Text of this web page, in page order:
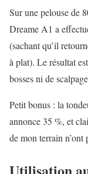
Sur une pelouse de
Dreame A1 a
(sachant qu’il
à plat). Le résultat
bosses ni de
Petit bonus : la
annonce 35 %, et
de mon terrain n’ont